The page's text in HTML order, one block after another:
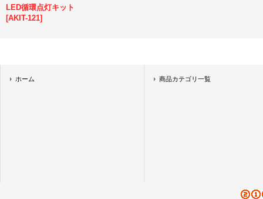
LED循環点灯キット
[AKIT-121]
ホーム 商品カテゴリ一覧